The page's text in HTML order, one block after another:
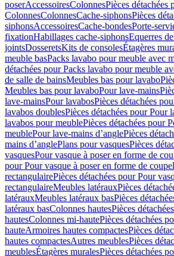
poserAccessoiresColonnesPièces détachées
ColonnesColonnesCache-siphonsPièces
siphonsAccessoiresCache-bondesPorte-
fixationHabillages cache-siphonsEquerres
jointsDosseretsKits de consolesÉtagères
meuble basPacks lavabo pour meuble avec
détachées pour Packs lavabo pour meuble
de salle de bainsMeubles bas pour lavabo
Meubles bas pour lavaboPour lave-mains
lave-mainsPour lavabosPièces détachées
lavabos doublesPièces détachées pour Pour
lavabos pour meublePièces détachées pour
meublePour lave-mains d’anglePièces
mains d’anglePlans pour vasquesPièces
vasquesPour vasque à poser en forme de
pour Pour vasque à poser en forme de
rectangulairePièces détachées pour Pour
rectangulaireMeubles latérauxPièces
latérauxMeubles latéraux basPièces
latéraux basColonnes hautesPièces
hautesColonnes mi-hautePièces détachées
hauteArmoires hautes compactesPièces
hautes compactesAutres meublesPièces
meublesÉtagères muralesPièces détachées